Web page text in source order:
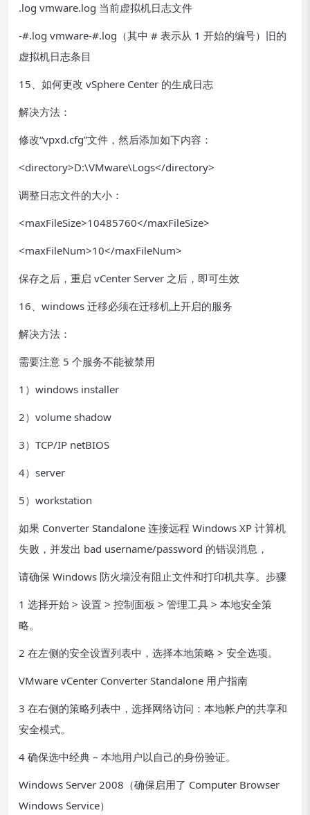
.log vmware.log 当前虚拟机日志文件
-#.log vmware-#.log（其中 # 表示从 1 开始的编号）旧的
虚拟机日志条目
15、如何更改 vSphere Center 的生成日志
解决方法：
修改“vpxd.cfg”文件，然后添加如下内容：
<directory>D:\VMware\Logs</directory>
调整日志文件的大小：
<maxFileSize>10485760</maxFileSize>
<maxFileNum>10</maxFileNum>
保存之后，重启 vCenter Server 之后，即可生效
16、windows 迁移必须在迁移机上开启的服务
解决方法：
需要注意 5 个服务不能被禁用
1）windows installer
2）volume shadow
3）TCP/IP netBIOS
4）server
5）workstation
如果 Converter Standalone 连接远程 Windows XP 计算机
失败，并发出 bad username/password 的错误消息，
请确保 Windows 防火墙没有阻止文件和打印机共享。步骤
1 选择开始 > 设置 > 控制面板 > 管理工具 > 本地安全策
略。
2 在左侧的安全设置列表中，选择本地策略 > 安全选项。
VMware vCenter Converter Standalone 用户指南
3 在右侧的策略列表中，选择网络访问：本地帐户的共享和
安全模式。
4 确保选中经典 – 本地用户以自己的身份验证。
Windows Server 2008（确保启用了 Computer Browser
Windows Service）